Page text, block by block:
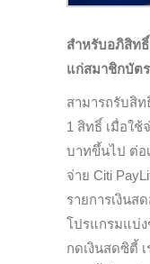
สำหรับอภิสิท
แก่สมาชิกบัต
สามารถรับสิท
1 สิทธิ์ เมื่อใช้
บาทขึ้นไป ต่อ
จ่าย Citi
รายการเงินส
โปรแกรมแบ่
กดเงินสดซิตี้